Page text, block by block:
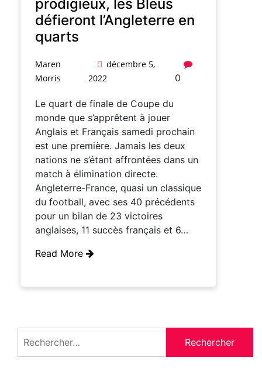
prodigieux, les Bleus
défieront l’Angleterre en
quarts
Maren
Morris
décembre 5,
2022
0
Le quart de finale de Coupe du
monde que s’apprêtent à jouer
Anglais et Français samedi prochain
est une première. Jamais les deux
nations ne s’étant affrontées dans un
match à élimination directe.
Angleterre-France, quasi un classique
du football, avec ses 40 précédents
pour un bilan de 23 victoires
anglaises, 11 succès français et 6…
Read More